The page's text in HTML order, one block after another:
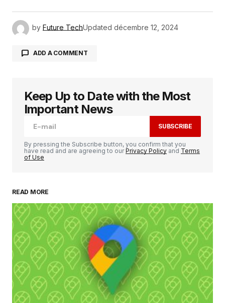
by Future TechUpdated décembre 12, 2024
ADD A COMMENT
Votre adresse e-mail ne sera pas publiée. Les
champs obligatoires sont indiqués avec
Your Name
Your E-mail*
Enregistrer mon nom, mon e-mail et mon
site dans le navigateur pour mon prochain
commentaire.
SUBMIT COMMENT
Keep Up to Date with the Most
Important News
SUBSCRIBE
By pressing the Subscribe button, you confirm that you
have read and are agreeing to ourPrivacy Policy and Terms
of Use
READ MORE